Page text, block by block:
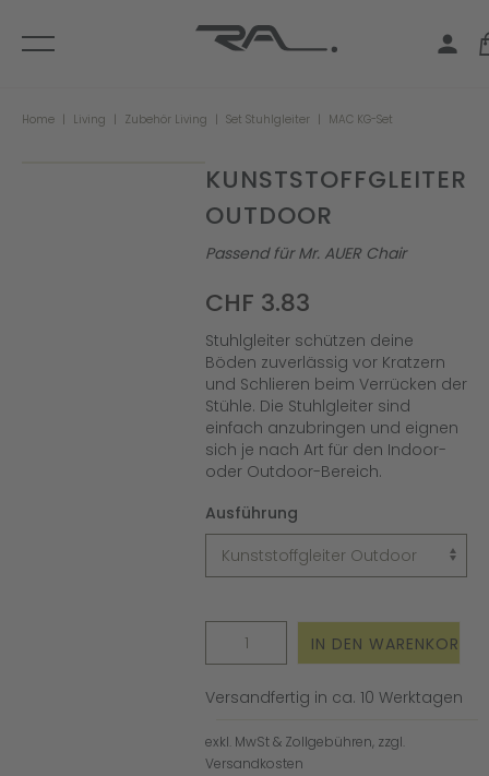
Home Living Zubehör Living Set Stuhlgleiter MAC KG-Set
KUNSTSTOFFGLEITER
OUTDOOR
Passend für Mr. AUER Chair
CHF 3.83
Stuhlgleiter schützen deine
Böden zuverlässig vor Kratzern
und Schlieren beim Verrücken der
Stühle. Die Stuhlgleiter sind
einfach anzubringen und eignen
sich je nach Art für den Indoor-
oder Outdoor-Bereich.
Ausführung
Versandfertig in ca. 10 Werktagen
exkl. MwSt & Zollgebühren, zzgl.
Versandkosten